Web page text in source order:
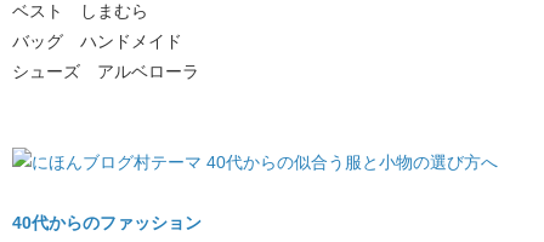
ベスト しまむら
バッグ ハンドメイド
シューズ アルベローラ
40代からのファッション